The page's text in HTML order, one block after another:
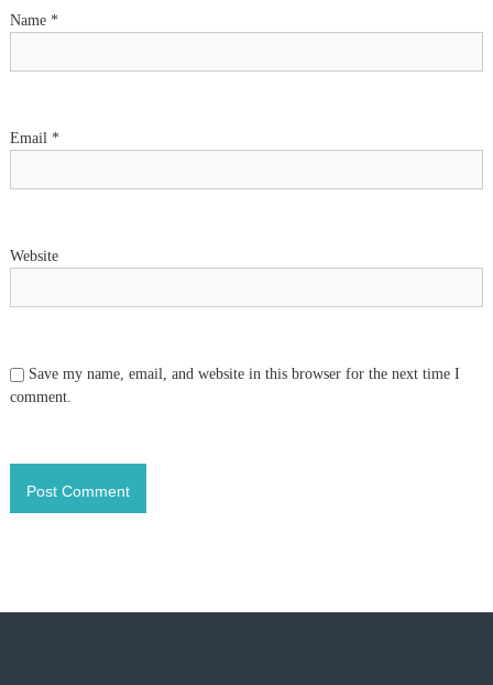
Name *
Email *
Website
Save my name, email, and website in this browser for the next time I
comment.